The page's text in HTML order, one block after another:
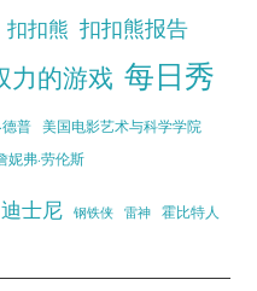
扣扣熊 扣扣熊报告
力的游戏 每日秀
德普
美国电影艺术与科学学院
妮弗·劳伦斯
迪士尼 钢铁侠 雷神 霍比特人